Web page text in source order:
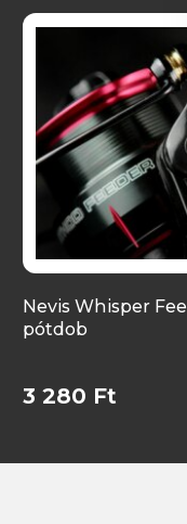
Nevis Whisper
pótdob
3 280 Ft